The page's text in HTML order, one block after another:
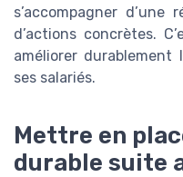
s’accompagner
d’actions concrètes.
améliorer
ses salariés.
Mettre en
durable suite